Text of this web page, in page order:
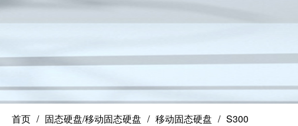
首页 固态硬盘/移动固态硬盘 移动固态硬盘 S300